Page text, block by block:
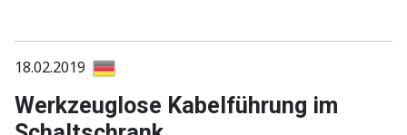
18.02.2019
Werkzeuglose Kabelführung im